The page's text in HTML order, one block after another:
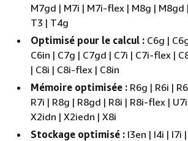
M7gd | M7i | M7i-flex | M8g | M8gd
T3 | T4g
Optimisé pour le calcul : C6g |
C6in | C7g | C7gd | C7i | C7i-flex |
| C8i | C8i-flex | C8in
Mémoire optimisée : R6g | R6i |
R7i | R8g | R8gd | R8i | R8i-flex |
X2idn | X2iedn | X8i
Stockage optimisé : I3en | I4i | I7i